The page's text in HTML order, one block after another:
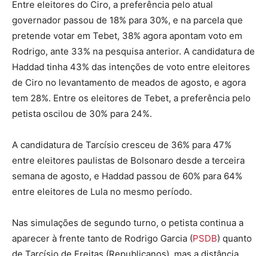
Entre eleitores do Ciro, a preferência pelo atual
governador passou de 18% para 30%, e na parcela que
pretende votar em Tebet, 38% agora apontam voto em
Rodrigo, ante 33% na pesquisa anterior. A candidatura de
Haddad tinha 43% das intenções de voto entre eleitores
de Ciro no levantamento de meados de agosto, e agora
tem 28%. Entre os eleitores de Tebet, a preferência pelo
petista oscilou de 30% para 24%.
A candidatura de Tarcísio cresceu de 36% para 47%
entre eleitores paulistas de Bolsonaro desde a terceira
semana de agosto, e Haddad passou de 60% para 64%
entre eleitores de Lula no mesmo período.
Nas simulações de segundo turno, o petista continua a
aparecer à frente tanto de Rodrigo Garcia (PSDB) quanto